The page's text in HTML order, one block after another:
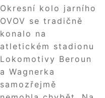
Okresní kolo jarního
OVOV se tradičně
konalo na
atletickém stadionu
Lokomotivy Beroun
a Wagnerka
samozřejmě